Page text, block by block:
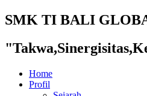
SMK TI BALI
Home
Profil